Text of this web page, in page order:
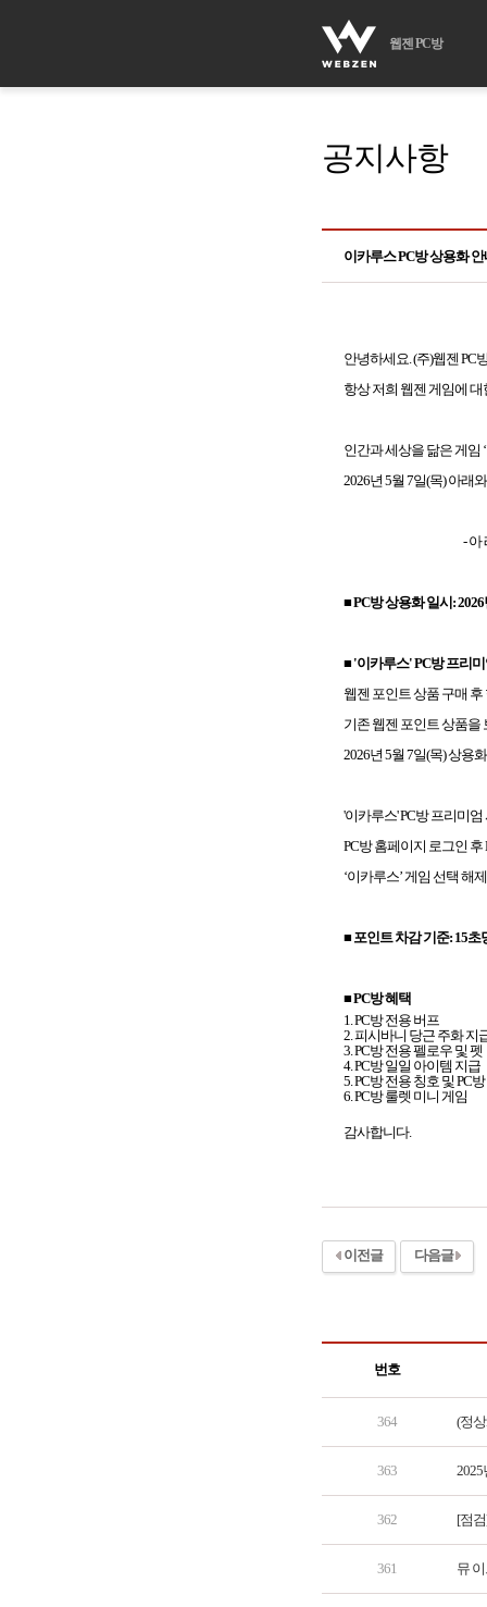
웹젠 PC방
공지사항
이카루스 PC방 상용화 안
안녕하세요. (주)웹젠 PC
항상 저희 웹젠 게임에
인간과 세상을 닮은 게임
2026년 5월 7일(목) 아래
- 아 래
■ PC방 상용화 일시 :
■ '이카루스' PC방 프리
웹젠 포인트 상품 구매
기존 웹젠 포인트 상품을
2026년 5월 7일(목) 상용
'이카루스' PC방 프리미
PC방 홈페이지 로그인 후
‘이카루스’ 게임 선택 해
■ 포인트 차감 기준: 15초
■ PC방 혜택
1. PC방 전용 버프
2. 피시바니 당근 주화 지
3.PC방 전용 펠로우 및 펫
4. PC방 일일 아이템 지급
5. PC방 전용 칭호 및 PC
6. PC방 룰렛 미니 게임
감사합니다.
이전글 다음글
번호
364 (정
363 2025
362 [점
361 뮤